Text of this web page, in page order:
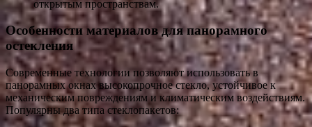
открытым пространствам.
Особенности материалов для панорамного
остекления
Современные технологии позволяют использовать в
панорамных окнах высокопрочное стекло, устойчивое к
механическим повреждениям и климатическим воздействиям.
Популярны два типа стеклопакетов: